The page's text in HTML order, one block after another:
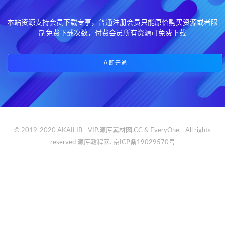
本站资源支持会员下载专享，普通注册会员只能原价购买资源或者限
制免费下载次数，付费会员所有资源可免费下载
立即开通
© 2019-2020 AKAILIB - VIP.源库素材网.CC & EveryOne. . All rights
reserved 源库教程网. 京ICP备19029570号